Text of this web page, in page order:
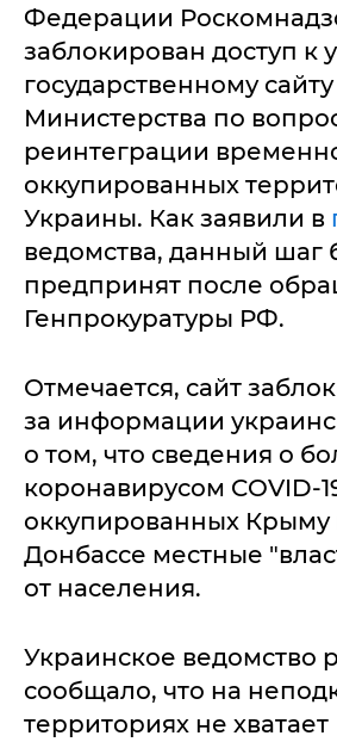
Федерации
заблокирован доступ к
государственному сайту
Министерства по
реинтеграции
оккупированных
Украины. Как заявили в
ведомства, данный шаг
предпринят после
Генпрокуратуры РФ.
Отмечается, сайт
за информации
о том, что сведения о
коронавирусом COVID-
оккупированных Крыму
Донбассе местные
от населения.
Украинское ведомство
сообщало, что на
территориях не хватает